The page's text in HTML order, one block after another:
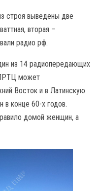
строя выведены две
вторая –
радио рф.
из 14 радиопередающих
может
Восток и в Латинскую
в конце 60-х годов.
домой женщин, а